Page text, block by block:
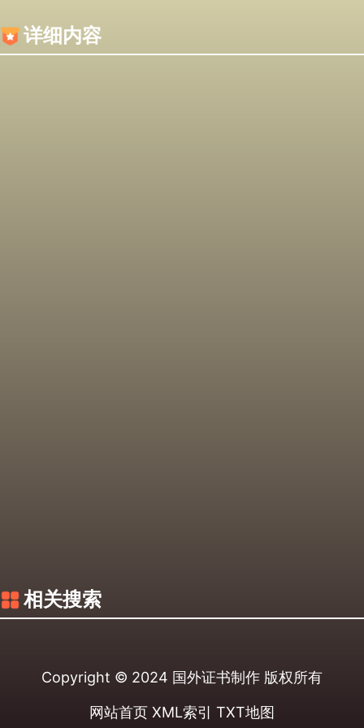
详细内容
相关搜索
Copyright © 2024 国外证书制作 版权所有
网站首页 XML索引 TXT地图